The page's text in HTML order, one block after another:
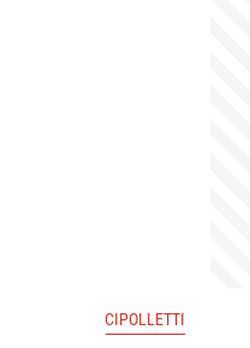
CIPOLLETTI